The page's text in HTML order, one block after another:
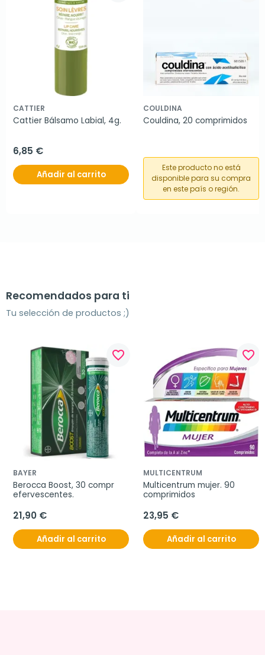
CATTIER
Cattier Bálsamo Labial, 4g.
6,85 €
Añadir al carrito
COULDINA
Couldina, 20 comprimidos
Este producto no está
disponible para su compra
en este país o región.
Recomendados para ti
Tu selección de productos ;)
favorite_border
BAYER
Berocca Boost, 30 compr
efervescentes.
21,90 €
Añadir al carrito
favorite_border
MULTICENTRUM
Multicentrum mujer. 90
comprimidos
23,95 €
Añadir al carrito